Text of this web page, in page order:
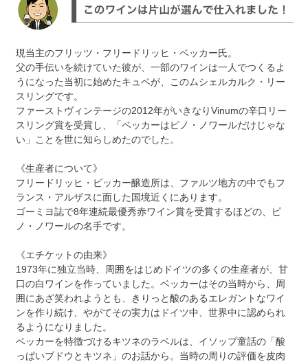
現当主のフリッツ・フリードリッヒ・ベッカー氏。
父の手伝いを続けていた彼が、一部のワインは一人でつくるよ
うになった当初に始めたキュベが、このムシェルカルク・リー
スリングです。
ファーストヴィンテージの2012年がいきなりVinumの辛口リー
スリング賞を受賞し、「ベッカーはピノ・ノワールだけじゃな
い」ことを世に知らしめたのでした。
《生産者について》
フリードリッヒ・ビッカー醸造所は、ファルツ地方の中でもフ
ランス・アルザスに面した国境近くにあります。
ゴーミヨ誌で8年連続最優秀赤ワイン賞を受賞するほどの、ピ
ノ・ノワールの名手です。
《エチケットの由来》
1973年に独立当時、周囲をはじめドイツの多くの生産者が、甘
口の白ワインを作っていました。ベッカーはその当時から、周
囲にあざ笑われようとも、きりっと酸のあるエレガントなワイ
ンを作り続け、やがてその実力はドイツ中、世界中に認められ
るようになりました。
ベッカーを特徴づけるキツネのラベルは、イソップ童話の「酸
っぱいブドウとキツネ」のお話から。当時の周りの評価を皮肉